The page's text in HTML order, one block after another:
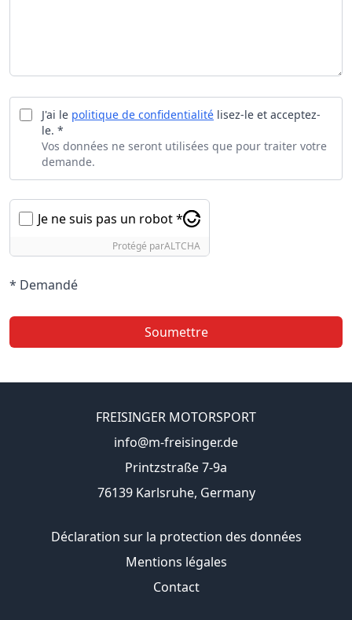
J'ai le politique de confidentialité lisez-le et acceptez-
le. *
Vos données ne seront utilisées que pour traiter votre
demande.
Je ne suis pas un robot *
Protégé parALTCHA
* Demandé
Soumettre
FREISINGER MOTORSPORT
info@m-freisinger.de
Printzstraße 7-9a
76139 Karlsruhe, Germany
Déclaration sur la protection des données
Mentions légales
Contact